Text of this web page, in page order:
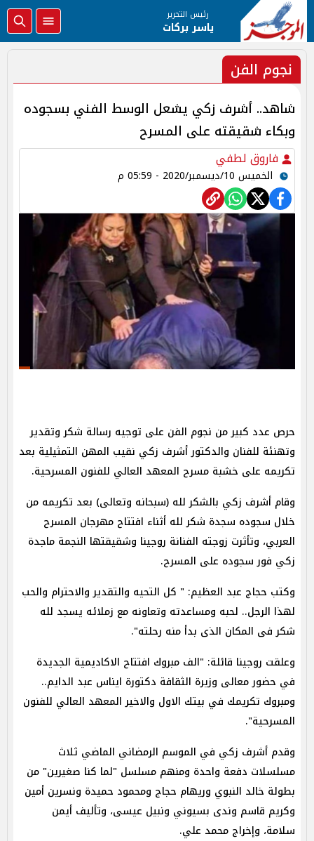
رئيس التحرير
ياسر بركات
نجوم الفن
شاهد.. أشرف زكي يشعل الوسط الفني بسجوده
وبكاء شقيقته على المسرح
فاروق لطفي
الخميس 10/ديسمبر/2020 - 05:59 م
حرص عدد كبير من نجوم الفن على توجيه رسالة شكر وتقدير
وتهنئة للفنان والدكتور أشرف زكي نقيب المهن التمثيلية بعد
تكريمه على خشبة مسرح المعهد العالي للفنون المسرحية.
وقام أشرف زكي بالشكر لله (سبحانه وتعالى) بعد تكريمه من
خلال سجوده سجدة شكر لله أثناء افتتاح مهرجان المسرح
العربي، وتأثرت زوجته الفنانة روجينا وشقيقتها النجمة ماجدة
زكي فور سجوده على المسرح.
وكتب حجاج عبد العظيم: " كل التحيه والتقدير والاحترام والحب
لهذا الرجل.. لحبه ومساعدته وتعاونه مع زملائه يسجد لله
شكر فى المكان الذى بدأ منه رحلته".
وعلقت روجينا قائلة: "الف مبروك افتتاح الاكاديمية الجديدة
في حضور معالى وزيرة الثقافة دكتورة ايناس عبد الدايم..
ومبروك تكريمك في بيتك الاول والاخير المعهد العالي للفنون
المسرحية".
وقدم أشرف زكي في الموسم الرمضاني الماضي ثلاث
مسلسلات دفعة واحدة ومنهم مسلسل "لما كنا صغيرين" من
بطولة خالد النبوي وريهام حجاج ومحمود حميدة ونسرين أمين
وكريم قاسم وندى بسيوني ونبيل عيسى، وتأليف أيمن
سلامة، وإخراج محمد علي.